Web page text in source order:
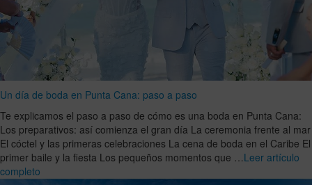
Un día de boda en Punta Cana: paso a paso
Te explicamos el paso a paso de cómo es una boda en Punta Cana:
Los preparativos: así comienza el gran día La ceremonia frente al mar
El cóctel y las primeras celebraciones La cena de boda en el Caribe El
primer baile y la fiesta Los pequeños momentos que …Leer artículo
completo